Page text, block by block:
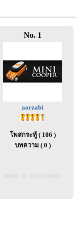
No. 1
aorzabi
โพสกระทู้ ( 106 )
บทความ ( 0 )